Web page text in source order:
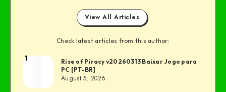
View All Articles
Check latest articles from this author:
1
Rise of Piracy v20260313 Baixar Jogo para
PC [PT-BR]
August 5, 2026